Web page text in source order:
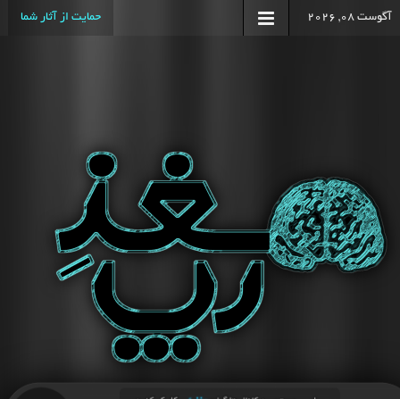
آگوست 08, 2026 حمایت از آثار شما